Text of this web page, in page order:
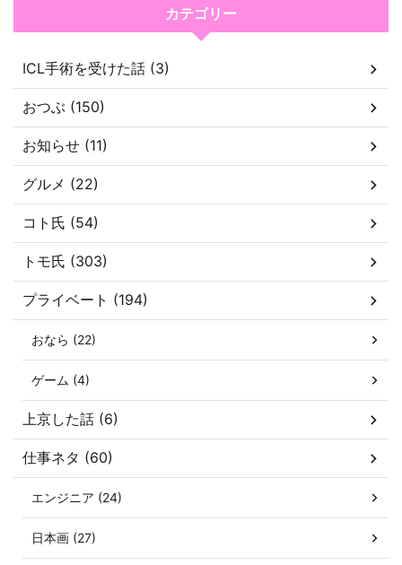
カテゴリー
ICL手術を受けた話 (3)
おつぶ (150)
お知らせ (11)
グルメ (22)
コト氏 (54)
トモ氏 (303)
プライベート (194)
おなら (22)
ゲーム (4)
上京した話 (6)
仕事ネタ (60)
エンジニア (24)
日本画 (27)